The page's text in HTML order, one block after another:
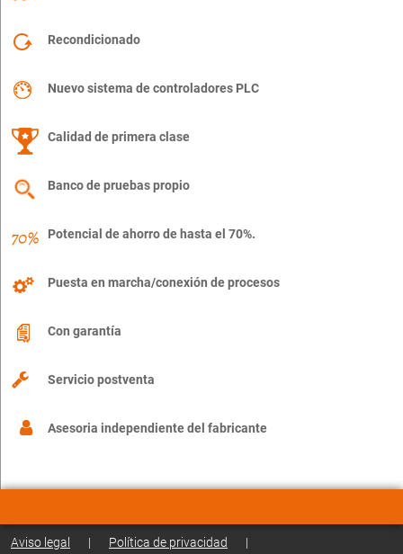
Recondicionado
Nuevo sistema de controladores PLC
Calidad de primera clase
Banco de pruebas propio
Potencial de ahorro de hasta el 70%.
Puesta en marcha/conexión de procesos
Con garantía
Servicio postventa
Asesoria independiente del fabricante
Aviso legal | Política de privacidad |